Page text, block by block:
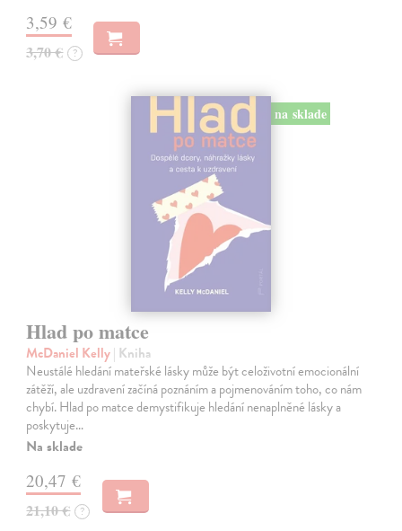
3,59 €
3,70 € ?
na sklade
Hlad po matce
McDaniel Kelly| Kniha
Neustálé hledání mateřské lásky může být celoživotní emocionální
zátěží, ale uzdravení začíná poznáním a pojmenováním toho, co nám
chybí. Hlad po matce demystifikuje hledání nenaplněné lásky a
poskytuje…
Na sklade
20,47 €
21,10 € ?